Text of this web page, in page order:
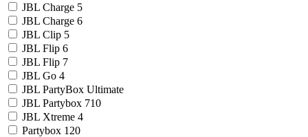
JBL Charge 5
JBL Charge 6
JBL Clip 5
JBL Flip 6
JBL Flip 7
JBL Go 4
JBL PartyBox Ultimate
JBL Partybox 710
JBL Xtreme 4
Partybox 120